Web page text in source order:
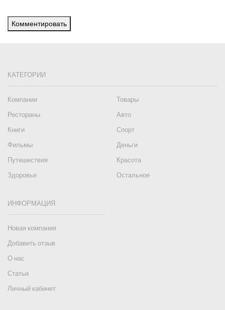
Комментировать
КАТЕГОРИИ
Компании
Товары
Рестораны
Авто
Книги
Спорт
Фильмы
Деньги
Путешествия
Красота
Здоровье
Остальное
ИНФОРМАЦИЯ
Новая компания
Добавить отзыв
О нас
Статьи
Личный кабинет